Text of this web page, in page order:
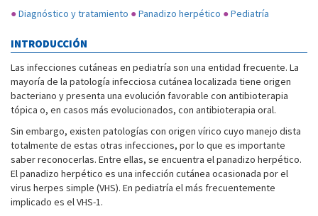
●Diagnóstico y tratamiento ●Panadizo herpético ●Pediatría
INTRODUCCIÓN
Las infecciones cutáneas en pediatría son una entidad frecuente. La
mayoría de la patología infecciosa cutánea localizada tiene origen
bacteriano y presenta una evolución favorable con antibioterapia
tópica o, en casos más evolucionados, con antibioterapia oral.
Sin embargo, existen patologías con origen vírico cuyo manejo dista
totalmente de estas otras infecciones, por lo que es importante
saber reconocerlas. Entre ellas, se encuentra el panadizo herpético.
El panadizo herpético es una infección cutánea ocasionada por el
virus herpes simple (VHS). En pediatría el más frecuentemente
implicado es el VHS-1.